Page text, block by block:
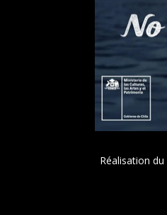
Réalisation du